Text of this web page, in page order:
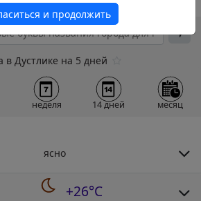
в Дустлике на 5 дней
неделя 14 дней месяц
ясно
+26°C
и продолжить